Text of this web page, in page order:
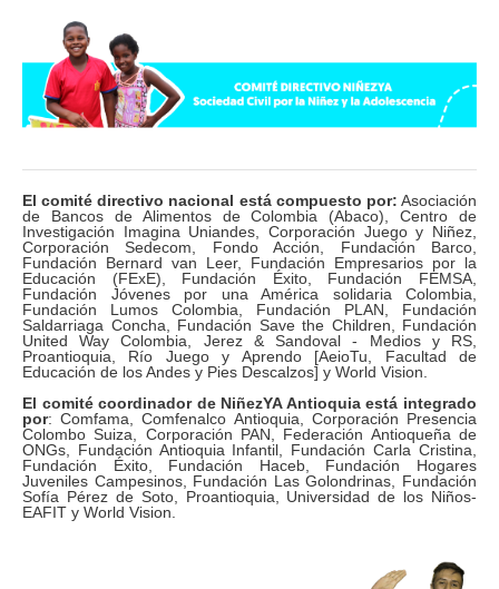
El comité directivo nacional está compuesto por: Asociación
de Bancos de Alimentos de Colombia (Abaco), Centro de
Investigación Imagina Uniandes, Corporación Juego y Niñez,
Corporación Sedecom, Fondo Acción, Fundación Barco,
Fundación Bernard van Leer, Fundación Empresarios por la
Educación (FExE), Fundación Éxito, Fundación FEMSA,
Fundación Jóvenes por una América solidaria Colombia,
Fundación Lumos Colombia, Fundación PLAN, Fundación
Saldarriaga Concha, Fundación Save the Children, Fundación
United Way Colombia, Jerez & Sandoval - Medios y RS,
Proantioquia, Río Juego y Aprendo [AeioTu, Facultad de
Educación de los Andes y Pies Descalzos] y World Vision.
El comité coordinador de NiñezYA Antioquia está integrado
por: Comfama, Comfenalco Antioquia, Corporación Presencia
Colombo Suiza, Corporación PAN, Federación Antioqueña de
ONGs, Fundación Antioquia Infantil, Fundación Carla Cristina,
Fundación Éxito, Fundación Haceb, Fundación Hogares
Juveniles Campesinos, Fundación Las Golondrinas, Fundación
Sofía Pérez de Soto, Proantioquia, Universidad de los Niños-
EAFIT y World Vision.